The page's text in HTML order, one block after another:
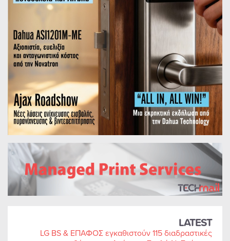
LATEST
LG BS & ΕΠΑΦΟΣ εγκαθιστούν 115 διαδραστικές